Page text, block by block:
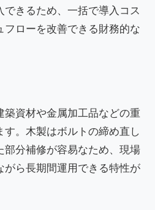
きるため、一括で導入コス
フローを改善できる財務的な
築資材や金属加工品などの重
。木製はボルトの締め直し
部分補修が容易なため、現場
がら長期間運用できる特性が